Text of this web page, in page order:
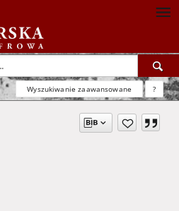
Wyszukiwanie zaawansowane ?